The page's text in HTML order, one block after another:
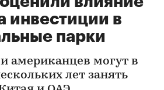
инвестиции в
парки
американцев могут в
лет занять